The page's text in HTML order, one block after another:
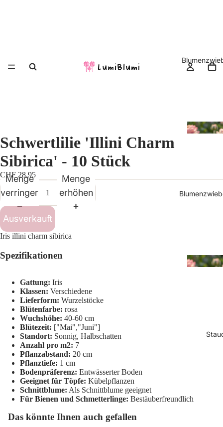
Schwertlilie 'Illini Charm
Sibirica' - 10 Stück
CHF 28.95
Menge
verringern
Menge
erhöhen
Ausverkauft
Iris illini charm sibirica
Spezifikationen
Gattung: Iris
Klassen: Verschiedene
Lieferform: Wurzelstöcke
Blütenfarbe: rosa
Wuchshöhe: 40-60 cm
Blütezeit: ["Mai","Juni"]
Standort: Sonnig, Halbschatten
Anzahl pro m2: 7
Pflanzabstand: 20 cm
Pflanztiefe: 1 cm
Bodenpräferenz: Entwässerter Boden
Geeignet für Töpfe: Kübelpflanzen
Schnittblume: Als Schnittblume geeignet
Für Bienen und Schmetterlinge: Bestäuberfreundlich
Das könnte Ihnen auch gefallen